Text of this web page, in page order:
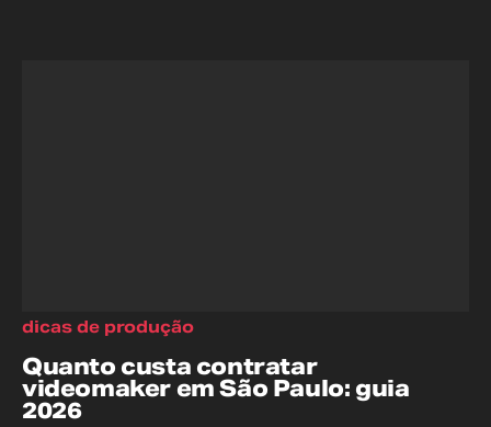
Quanto custa contratar
videomaker em São Paulo: guia
2026
dicas de produção